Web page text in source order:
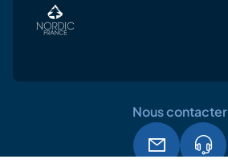
Nous contacter